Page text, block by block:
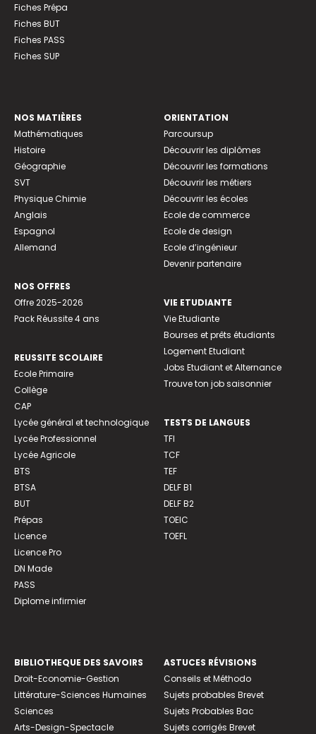
Fiches Prépa
Fiches BUT
Fiches PASS
Fiches SUP
NOS MATIÈRES
Mathématiques
Histoire
Géographie
SVT
Physique Chimie
Anglais
Espagnol
Allemand
NOS OFFRES
Offre 2025-2026
Pack Réussite 4 ans
REUSSITE SCOLAIRE
Ecole Primaire
Collège
CAP
Lycée général et technologique
Lycée Professionnel
Lycée Agricole
BTS
BTSA
BUT
Prépas
Licence
Licence Pro
DN Made
PASS
Diplome infirmier
ORIENTATION
Parcoursup
Découvrir les diplômes
Découvrir les formations
Découvrir les métiers
Découvrir les écoles
Ecole de commerce
Ecole de design
Ecole d’ingénieur
Devenir partenaire
VIE ETUDIANTE
Vie Etudiante
Bourses et prêts étudiants
Logement Etudiant
Jobs Etudiant et Alternance
Trouve ton job saisonnier
TESTS DE LANGUES
TFI
TCF
TEF
DELF B1
DELF B2
TOEIC
TOEFL
BIBLIOTHEQUE DES SAVOIRS
Droit-Economie-Gestion
Littérature-Sciences Humaines
Sciences
Arts-Design-Spectacle
ASTUCES RÉVISIONS
Conseils et Méthodo
Sujets probables Brevet
Sujets Probables Bac
Sujets corrigés Brevet